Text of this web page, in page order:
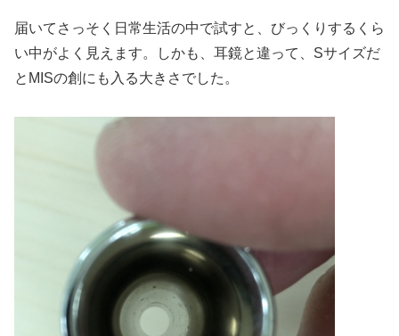
届いてさっそく日常生活の中で試すと、びっくりするくら
い中がよく見えます。しかも、耳鏡と違って、Sサイズだ
とMISの創にも入る大きさでした。